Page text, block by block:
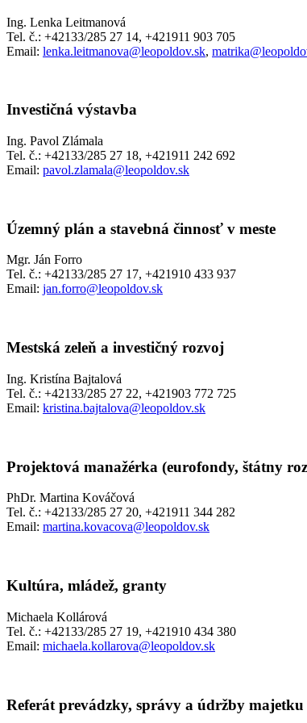
Ing. Lenka Leitmanová
Tel. č.: +42133/285 27 14, +421911 903 705
Email: lenka.leitmanova@leopoldov.sk,
Investičná výstavba
Ing. Pavol Zlámala
Tel. č.: +42133/285 27 18, +421911 242 692
Email: pavol.zlamala@leopoldov.sk
Územný plán a stavebná činnosť v meste
Mgr. Ján Forro
Tel. č.: +42133/285 27 17, +421910 433 937
Email: jan.forro@leopoldov.sk
Mestská zeleň a investičný rozvoj
Ing. Kristína Bajtalová
Tel. č.: +42133/285 27 22, +421903 772 725
Email: kristina.bajtalova@leopoldov.sk
Projektová manažérka (eurofondy, štátny
PhDr. Martina Kováčová
Tel. č.: +42133/285 27 20, +421911 344 282
Email: martina.kovacova@leopoldov.sk
Kultúra, mládež, granty
Michaela Kollárová
Tel. č.: +42133/285 27 19, +421910 434 380
Email: michaela.kollarova@leopoldov.sk
Referát prevádzky, správy a údržby majetku